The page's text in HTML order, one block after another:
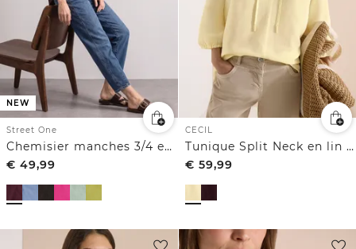
NEW
Street One
Chemisier manches 3/4 en velours côtelé texturé
€ 49,99
CECIL
Tunique Split Neck en lin mélangé
€ 59,99